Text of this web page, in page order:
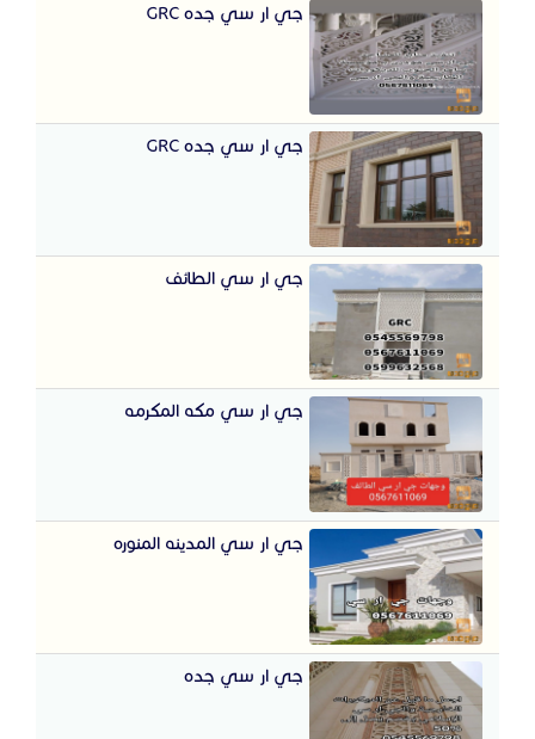
جي ار سي جده GRC
جي ار سي جده GRC
جي ار سي الطائف
جي ار سي مكه المكرمه
جي ار سي المدينه المنوره
جي ار سي جده